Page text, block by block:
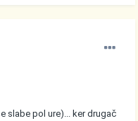
slabe pol ure)... ker drugač